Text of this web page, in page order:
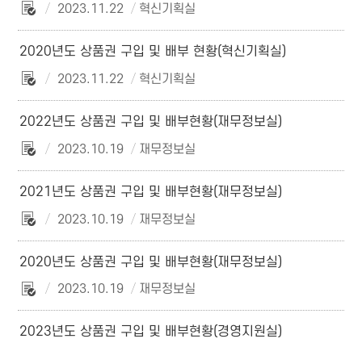
2023.11.22
혁신기획실
2020년도 상품권 구입 및 배부 현황(혁신기획실)
2023.11.22
혁신기획실
2022년도 상품권 구입 및 배부현황(재무정보실)
2023.10.19
재무정보실
2021년도 상품권 구입 및 배부현황(재무정보실)
2023.10.19
재무정보실
2020년도 상품권 구입 및 배부현황(재무정보실)
2023.10.19
재무정보실
2023년도 상품권 구입 및 배부현황(경영지원실)